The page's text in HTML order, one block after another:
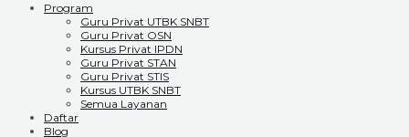
Program
Guru Privat UTBK SNBT
Guru Privat OSN
Kursus Privat IPDN
Guru Privat STAN
Guru Privat STIS
Kursus UTBK SNBT
Semua Layanan
Daftar
Blog